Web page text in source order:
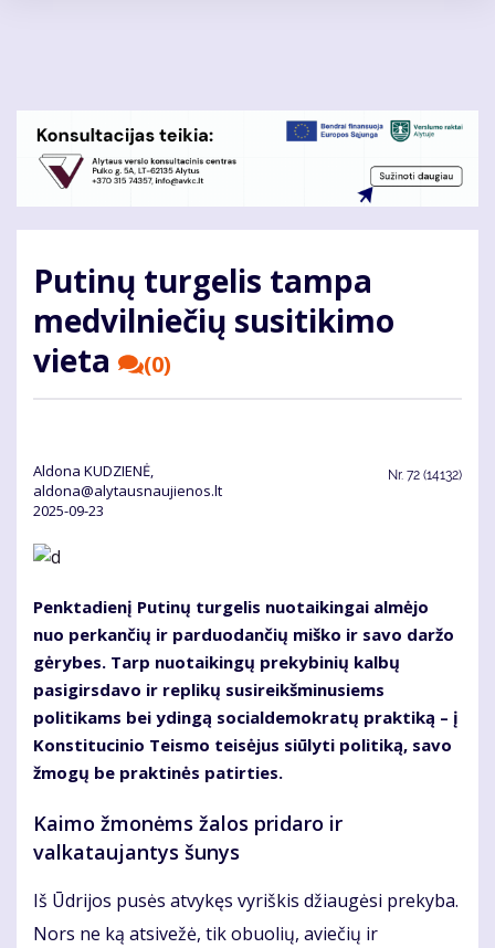
Putinų turgelis tampa
medvilniečių susitikimo
vieta
(0)
Aldona KUDZIENĖ,
aldona@alytausnaujienos.lt
2025-09-23
Nr. 72 (14132)
Penktadienį Putinų turgelis nuotaikingai almėjo
nuo perkančių ir parduodančių miško ir savo daržo
gėrybes. Tarp nuotaikingų prekybinių kalbų
pasigirsdavo ir replikų susireikšminusiems
politikams bei ydingą socialdemokratų praktiką – į
Konstitucinio Teismo teisėjus siūlyti politiką, savo
žmogų be praktinės patirties.
Kaimo žmonėms žalos pridaro ir
valkataujantys šunys
Iš Ūdrijos pusės atvykęs vyriškis džiaugėsi prekyba.
Nors ne ką atsivežė, tik obuolių, aviečių ir